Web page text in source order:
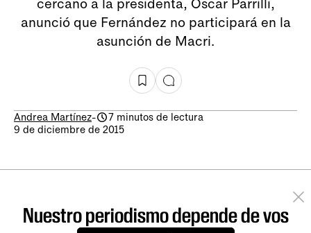
cercano a la presidenta, Oscar Parrilli,
anunció que Fernández no participará en la
asunción de Macri.
Andrea Martínez-
7 minutos de lectura
9 de diciembre de 2015
Nuestro periodismo depende de vos